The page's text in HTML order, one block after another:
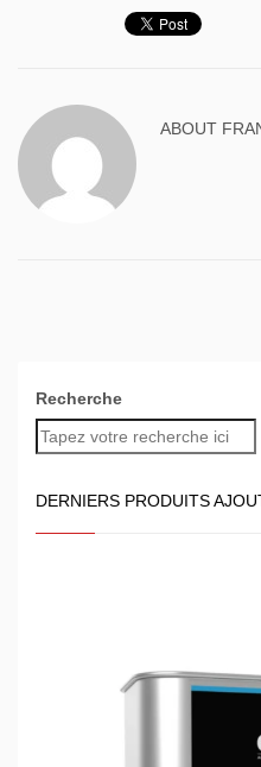
ABOUT
Recherche
DERNIERS PRODUITS